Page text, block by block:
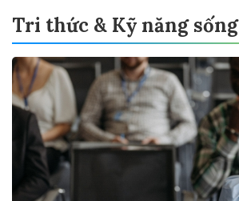
Tri thức & Kỹ năng sống